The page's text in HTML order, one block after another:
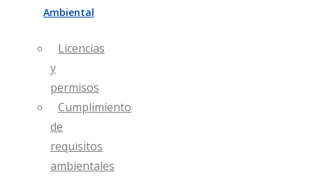
Ambiental
Licencias
y
permisos
Cumplimiento
de
requisitos
ambientales